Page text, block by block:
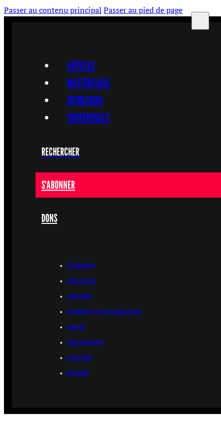
Passer au contenu principal Passer au pied de page
ARTICLES
MASTERCLASS
ENTRETIENS
CONFÉRENCES
RECHERCHER
S'ABONNER
DONS
ÉCONOMIE
POLITIQUE
HISTOIRE
SCIENCES & TECHNOLOGIES
SANTÉ
PHILOSOPHIE
CULTURE
SOCIÉTÉ